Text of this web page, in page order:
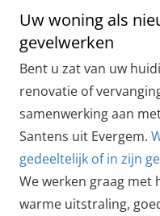
Uw woning als
gevelwerken
Bent u zat van uw
renovatie of
samenwerking aan
Santens uit Evergem.
gedeeltelijk of in zijn
We werken graag
warme uitstraling,